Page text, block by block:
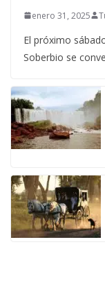
enero 31, 2025
El próximo
Soberbio se